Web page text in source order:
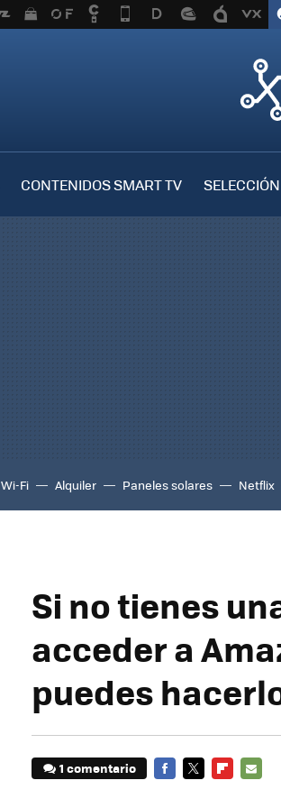
CONTENIDOS SMART TV SELECCIÓN
Wi-Fi Alquiler Paneles solares Netflix
Si no tienes
acceder a
puedes
1 comentario